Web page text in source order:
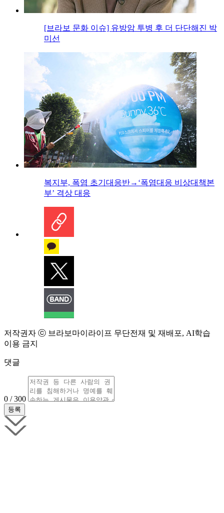
[브라보 문화 이슈] 유방암 투병 후 더 단단해진 박
미선
복지부, 폭염 초기대응반→‘폭염대응 비상대책본
부’ 격상 대응
저작권자 ⓒ 브라보마이라이프 무단전재 및 재배포, AI학습
이용 금지
댓글
0 / 300